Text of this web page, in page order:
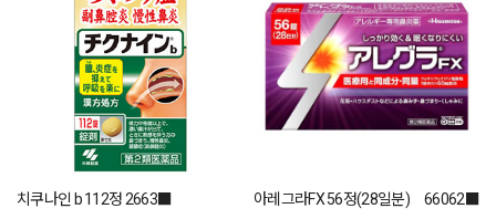
치쿠나인 b 112정 2663■ 아레그라FX 56정(28일분) 66062■